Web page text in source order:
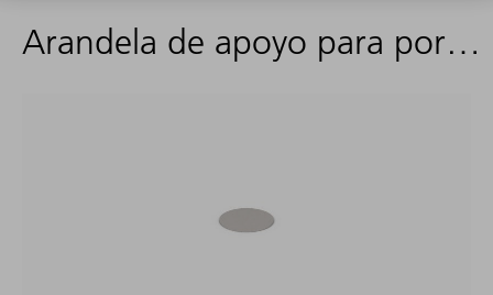
Arandela de apoyo para portacepillo